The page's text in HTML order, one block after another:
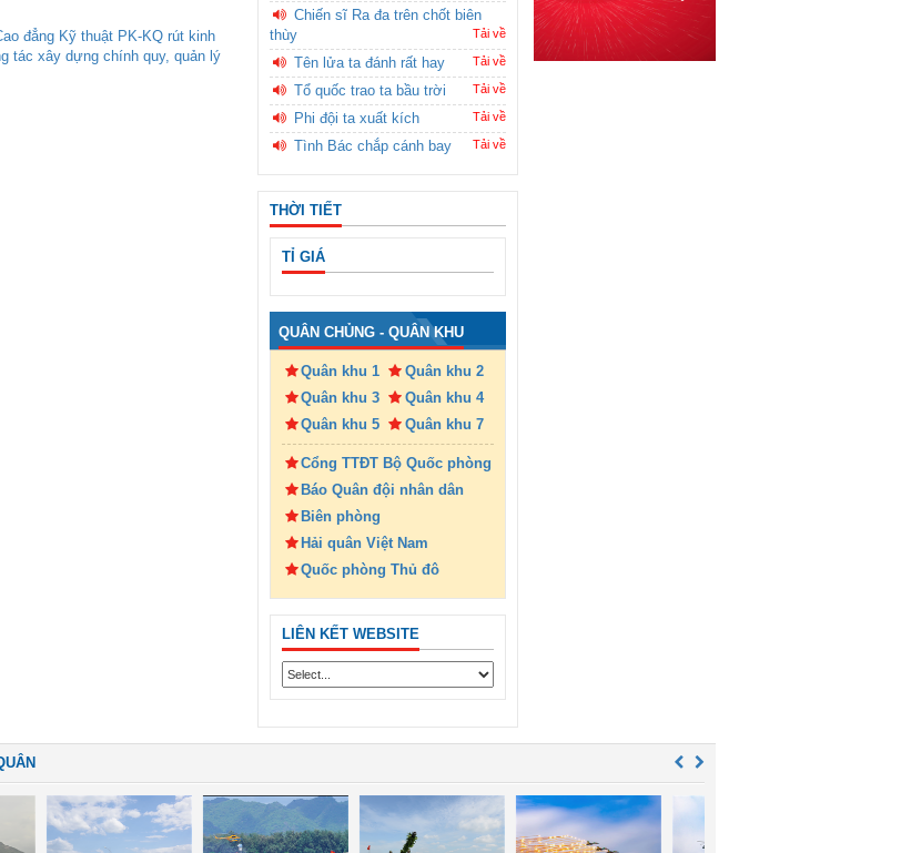
đẳng Kỹ thuật PK-KQ rút kinh
tác xây dựng chính quy, quản lý
Chiến sĩ Ra đa trên chốt biên
thùy
Tải về
Tên lửa ta đánh rất hay Tải về
Tổ quốc trao ta bầu trời Tải về
Phi đội ta xuất kích Tải về
Tình Bác chắp cánh bay Tải về
THỜI TIẾT
TỈ GIÁ
QUÂN CHỦNG - QUÂN KHU
Quân khu 1
Quân khu 2
Quân khu 3
Quân khu 4
Quân khu 5
Quân khu 7
Cổng TTĐT Bộ Quốc phòng
Báo Quân đội nhân dân
Biên phòng
Hải quân Việt Nam
Quốc phòng Thủ đô
LIÊN KẾT WEBSITE